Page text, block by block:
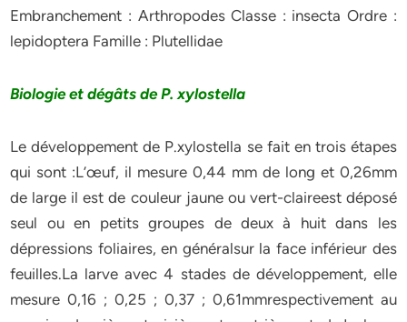
Embranchement : Arthropodes Classe : insecta Ordre :
lepidoptera Famille : Plutellidae
Biologie et dégâts de P. xylostella
Le développement de P.xylostella se fait en trois étapes
qui sont :L’œuf, il mesure 0,44 mm de long et 0,26mm
de large il est de couleur jaune ou vert-claireest déposé
seul ou en petits groupes de deux à huit dans les
dépressions foliaires, en généralsur la face inférieur des
feuilles.La larve avec 4 stades de développement, elle
mesure 0,16 ; 0,25 ; 0,37 ; 0,61mmrespectivement au